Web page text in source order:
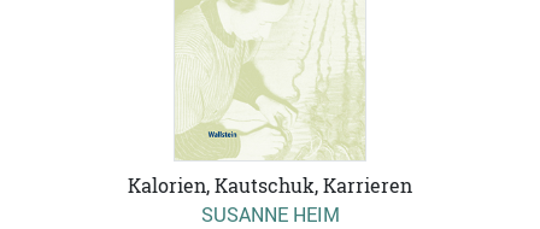
Kalorien, Kautschuk, Karrieren
SUSANNE HEIM